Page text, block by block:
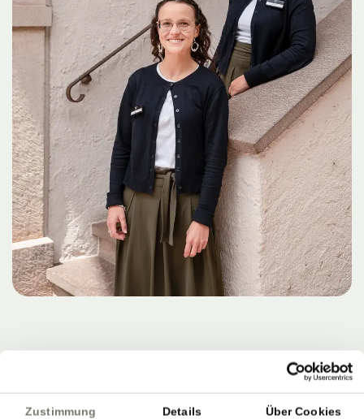
Zustimmung Details Über Cookies